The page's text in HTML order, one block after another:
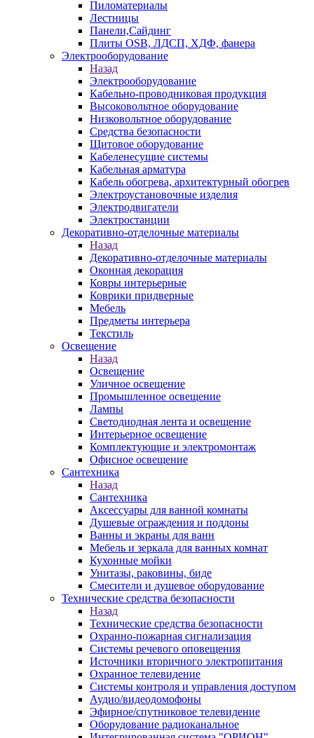
Пиломатериалы
Лестницы
Панели,Сайдинг
Плиты OSB, ЛДСП, ХДФ, фанера
Электрооборудование
Назад
Электрооборудование
Кабельно-проводниковая продукция
Высоковольтное оборудование
Низковольтное оборудование
Средства безопасности
Щитовое оборудование
Кабеленесущие системы
Кабельная арматура
Кабель обогрева, архитектурный обогрев
Электроустановочные изделия
Электродвигатели
Электростанции
Декоративно-отделочные материалы
Назад
Декоративно-отделочные материалы
Оконная декорация
Ковры интерьерные
Коврики придверные
Мебель
Предметы интерьера
Текстиль
Освещение
Назад
Освещение
Уличное освещение
Промышленное освещение
Лампы
Светодиодная лента и освещение
Интерьерное освещение
Комплектующие и электромонтаж
Офисное освещение
Сантехника
Назад
Сантехника
Аксессуары для ванной комнаты
Душевые ограждения и поддоны
Ванны и экраны для ванн
Мебель и зеркала для ванных комнат
Кухонные мойки
Унитазы, раковины, биде
Смесители и душевое оборудование
Технические средства безопасности
Назад
Технические средства безопасности
Охранно-пожарная сигнализация
Системы речевого оповещения
Источники вторичного электропитания
Охранное телевидение
Системы контроля и управления доступом
Аудио/видеодомофоны
Эфирное/спутниковое телевидение
Оборудование радиоканальное